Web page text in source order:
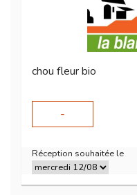
chou fleur bio
-
Réception souhaitée le